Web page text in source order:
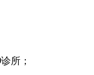
所；